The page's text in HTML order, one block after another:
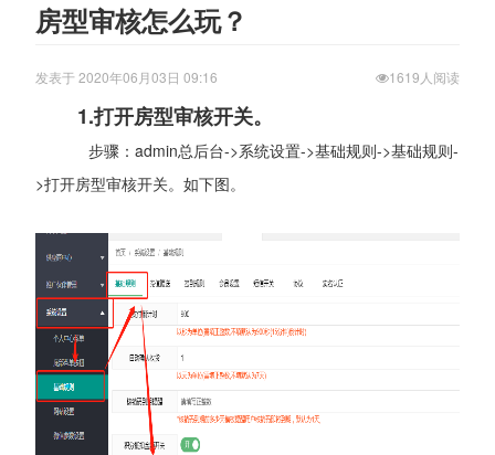
房型审核怎么玩？
发表于 2020年06月03日 09:16 1619人阅读
1.打开房型审核开关。
步骤：admin总后台->系统设置->基础规则->基础规则-
>打开房型审核开关。如下图。